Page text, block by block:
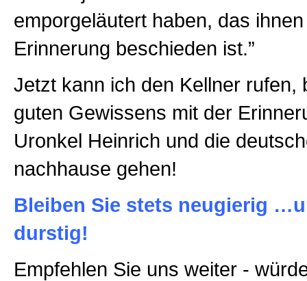
emporgeläutert haben, das
Erinnerung beschieden ist.”
Jetzt kann ich den Kellner rufen,
guten Gewissens mit der
Uronkel Heinrich und die
nachhause gehen!
Bleiben Sie stets neugierig
durstig!
Empfehlen Sie uns weiter -